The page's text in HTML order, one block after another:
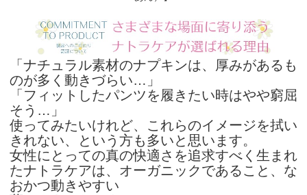
「ナチュラル素材のナプキンは、厚みがあるも
のが多く動きづらい…」
「フィットしたパンツを履きたい時はやや窮屈
そう…」
使ってみたいけれど、 これらのイメージを拭い
きれない、という方も多いと思います。
女性にとっての真の快適さを追求すべく生まれ
たナトラケアは、オーガニックであること、な
おかつ動きやすい